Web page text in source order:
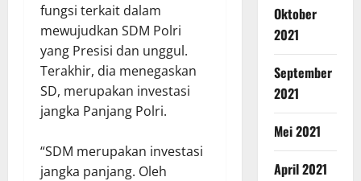
fungsi terkait dalam
mewujudkan SDM Polri
yang Presisi dan unggul.
Terakhir, dia menegaskan
SD, merupakan investasi
jangka Panjang Polri.
“SDM merupakan investasi
jangka panjang. Oleh
Oktober
2021
September
2021
Mei 2021
April 2021